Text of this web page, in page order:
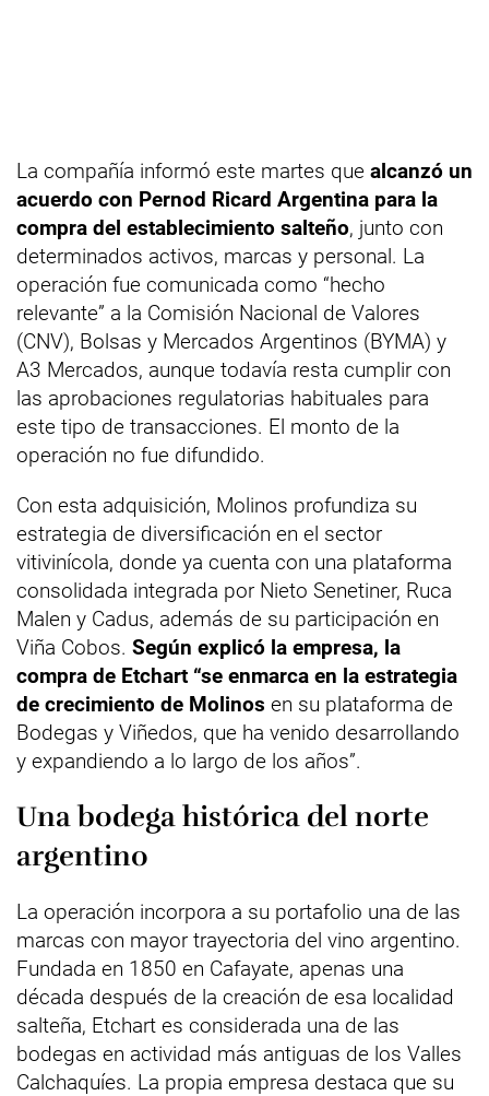
La compañía informó este martes que alcanzó un
acuerdo con Pernod Ricard Argentina para la
compra del establecimiento salteño, junto con
determinados activos, marcas y personal. La
operación fue comunicada como “hecho
relevante” a la Comisión Nacional de Valores
(CNV), Bolsas y Mercados Argentinos (BYMA) y
A3 Mercados, aunque todavía resta cumplir con
las aprobaciones regulatorias habituales para
este tipo de transacciones. El monto de la
operación no fue difundido.
Con esta adquisición, Molinos profundiza su
estrategia de diversificación en el sector
vitivinícola, donde ya cuenta con una plataforma
consolidada integrada por Nieto Senetiner, Ruca
Malen y Cadus, además de su participación en
Viña Cobos. Según explicó la empresa, la
compra de Etchart “se enmarca en la estrategia
de crecimiento de Molinos en su plataforma de
Bodegas y Viñedos, que ha venido desarrollando
y expandiendo a lo largo de los años”.
Una bodega histórica del norte
argentino
La operación incorpora a su portafolio una de las
marcas con mayor trayectoria del vino argentino.
Fundada en 1850 en Cafayate, apenas una
década después de la creación de esa localidad
salteña, Etchart es considerada una de las
bodegas en actividad más antiguas de los Valles
Calchaquíes. La propia empresa destaca que su